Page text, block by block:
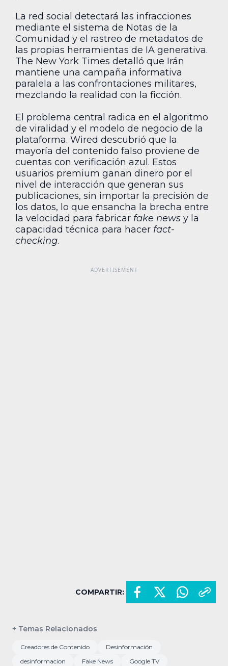
La red social detectará las infracciones
mediante el sistema de Notas de la
Comunidad y el rastreo de metadatos de
las propias herramientas de IA generativa.
The New York Times detalló que Irán
mantiene una campaña informativa
paralela a las confrontaciones militares,
mezclando la realidad con la ficción.
El problema central radica en el algoritmo
de viralidad y el modelo de negocio de la
plataforma. Wired descubrió que la
mayoría del contenido falso proviene de
cuentas con verificación azul. Estos
usuarios premium ganan dinero por el
nivel de interacción que generan sus
publicaciones, sin importar la precisión de
los datos, lo que ensancha la brecha entre
la velocidad para fabricar fake news y la
capacidad técnica para hacer fact-
checking.
COMPARTIR:
+ Temas Relacionados
Creadores de Contenido
Desinformación
desinformacion
Fake News Google TV